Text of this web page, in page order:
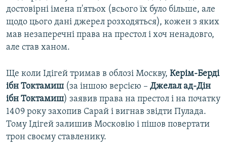
достовірні імена п'ятьох (всього їх було більше, але
щодо цього дані джерел розходяться), кожен з яких
мав незаперечні права на престол і хоч ненадовго,
але став ханом.
Ще коли Ідігей тримав в облозі Москву, Керім-Берді
ібн Токтамиш (за іншою версією – Джелал ад-Дін
ібн Токтамиш) заявив права на престол і на початку
1409 року захопив Сарай і вигнав звідти Пулада.
Тому Ідігей залишив Московію і пішов повертати
трон своєму ставленику.